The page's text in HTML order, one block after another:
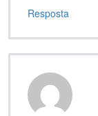
Resposta